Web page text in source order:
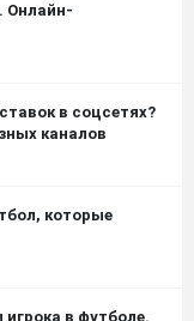
Онлайн-
в соцсетях?
каналов
которые
игрока в футболе.